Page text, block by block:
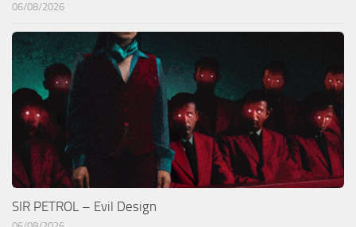
06/08/2026
SIR PETROL – Evil Design